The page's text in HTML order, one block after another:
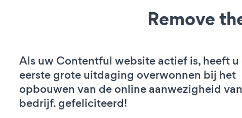
Remove
Als uw Contentful website actief is, heeft u
eerste grote uitdaging overwonnen bij het
opbouwen van de online aanwezigheid
bedrijf. gefeliciteerd!